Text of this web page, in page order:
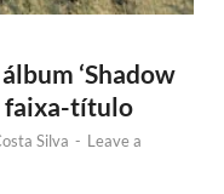
‘Shadow
faixa-título
Silva - Leave a